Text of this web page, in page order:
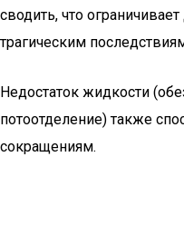
сводить, что
трагическим
Недостаток жидкости
потоотделение) также
сокращениям.